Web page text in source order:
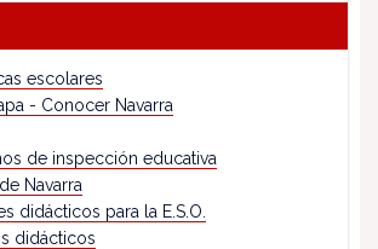
escolares
- Conocer Navarra
de inspección educativa
Navarra
didácticos para la E.S.O.
didácticos